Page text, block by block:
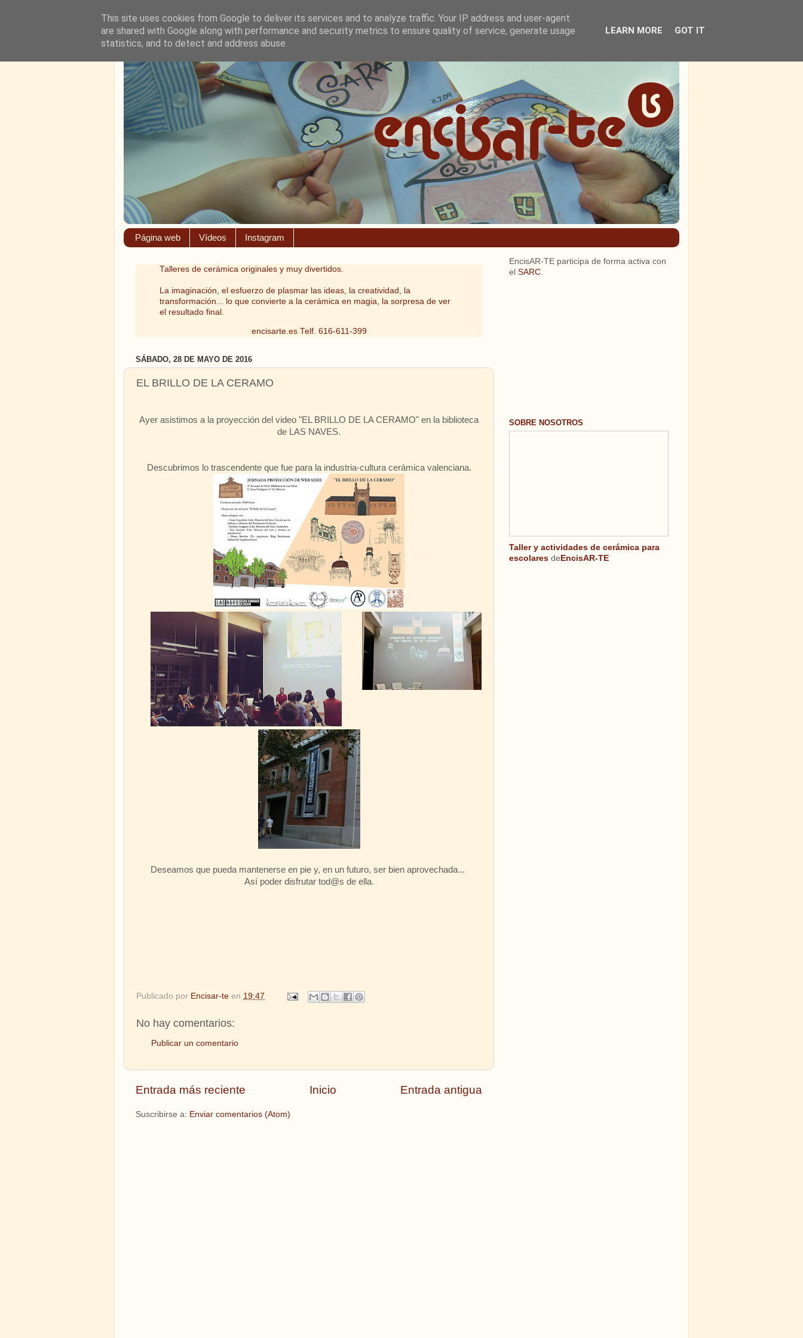
Página web Vídeos Instagram
Talleres de cerámica originales y muy divertidos.
La imaginación, el esfuerzo de plasmar las ideas, la creatividad, la
transformación... lo que convierte a la cerámica en magia, la sorpresa de ver
el resultado final.
encisarte.es Telf. 616-611-399
SÁBADO, 28 DE MAYO DE 2016
EL BRILLO DE LA CERAMO
Ayer asistimos a la proyección del video "EL BRILLO DE LA CERAMO" en la biblioteca
de LAS NAVES.
Descubrimos lo trascendente que fue para la industria-cultura cerámica valenciana.
Deseamos que pueda mantenerse en pie y, en un futuro, ser bien aprovechada...
Así poder disfrutar tod@s de ella.
Publicado por Encisar-te en 19:47
No hay comentarios:
Publicar un comentario
Entrada más reciente Entrada antigua
Inicio
Suscribirse a: Enviar comentarios (Atom)
EncisAR-TE participa de forma activa con
el SARC
SOBRE NOSOTROS
Taller y actividades de cerámica para
escolares de EncisAR-TE
This site uses cookies from Google to deliver its services and to analyze traffic. Your IP address and user-agent
are shared with Google along with performance and security metrics to ensure quality of service, generate usage
statistics, and to detect and address abuse.
LEARN MORE GOT IT